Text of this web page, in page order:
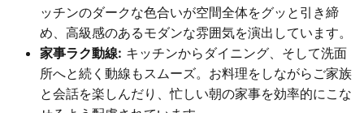
ッチンのダークな色合いが空間全体をグッと引き締
め、高級感のあるモダンな雰囲気を演出しています。
家事ラク動線: キッチンからダイニング、そして洗面
所へと続く動線もスムーズ。お料理をしながらご家族
と会話を楽しんだり、忙しい朝の家事を効率的にこな